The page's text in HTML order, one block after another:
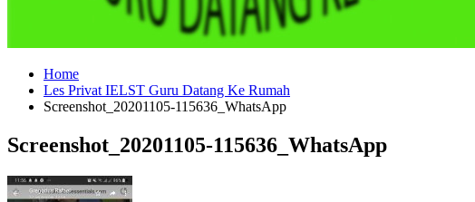
Home
Les Privat IELST Guru Datang Ke Rumah
Screenshot_20201105-115636_WhatsApp
Screenshot_20201105-115636_WhatsApp